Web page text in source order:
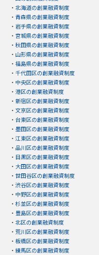
・ 北海道の創業融資制度
・ 青森県の創業融資制度
・ 岩手県の創業融資制度
・ 宮城県の創業融資制度
・ 秋田県の創業融資制度
・ 山形県の創業融資制度
・ 福島県の創業融資制度
・ 千代田区の創業融資制度
・ 中央区の創業融資制度
・ 港区の創業融資制度
・ 新宿区の創業融資制度
・ 文京区の創業融資制度
・ 台東区の創業融資制度
・ 墨田区の創業融資制度
・ 江東区の創業融資制度
・ 品川区の創業融資制度
・ 目黒区の創業融資制度
・ 大田区の創業融資制度
・ 世田谷区の創業融資制度
・ 渋谷区の創業融資制度
・ 中野区の創業融資制度
・ 杉並区の創業融資制度
・ 豊島区の創業融資制度
・ 北区の創業融資制度
・ 荒川区の創業融資制度
・ 板橋区の創業融資制度
・ 練馬区の創業融資制度